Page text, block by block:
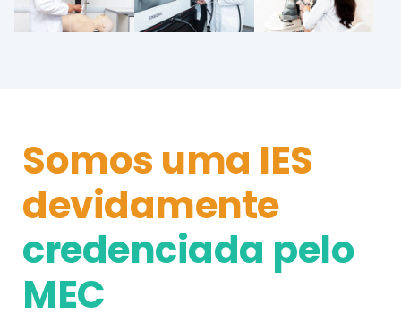
Somos uma IES
devidamente
credenciada pelo
MEC